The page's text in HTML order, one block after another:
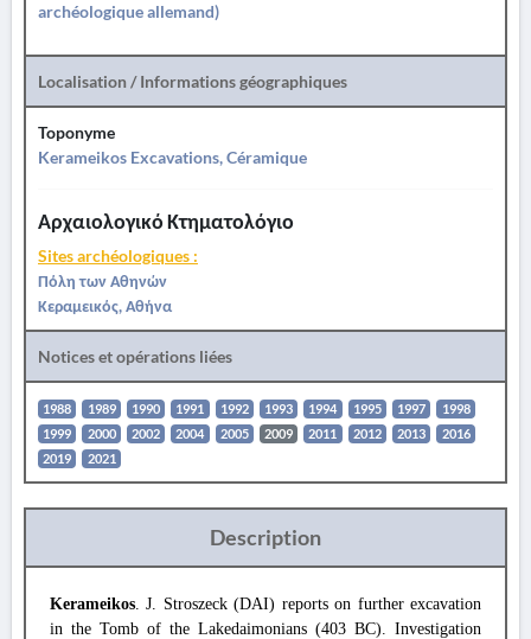
archéologique allemand)
Localisation / Informations géographiques
Toponyme
Kerameikos Excavations, Céramique
Αρχαιολογικό Κτηματολόγιο
Sites archéologiques :
Πόλη των Αθηνών
Κεραμεικός, Αθήνα
Notices et opérations liées
1988 1989 1990 1991 1992 1993 1994 1995 1997
1998
1999
2000 2002 2004 2005 2009 2011 2012 2013
2016
2019
2021
Description
Kerameikos. J. Stroszeck (DAI) reports on further excavation
in the Tomb of the Lakedaimonians (403 BC). Investigation